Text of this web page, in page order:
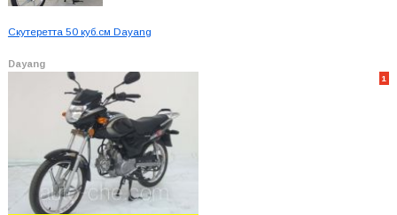
Скутеретта 50 куб.см Dayang
Dayang
1